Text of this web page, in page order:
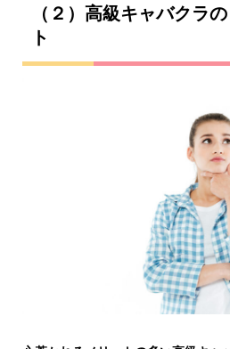
（２）高級キャバクラ
ト